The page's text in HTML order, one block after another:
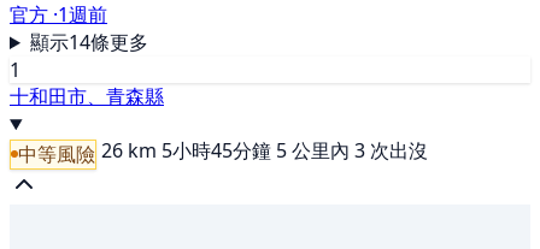
官方 ·1週前
顯示14條更多
1
十和田市、青森縣
中等風險 26 km 5小時45分鐘 5 公里內 3 次出沒